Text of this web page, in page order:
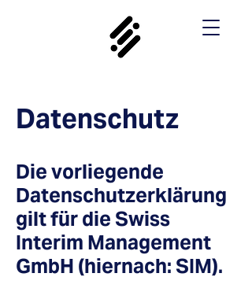
Datenschutz
Die vorliegende
Datenschutzerklärung
gilt für die Swiss
Interim Management
GmbH (hiernach: SIM).